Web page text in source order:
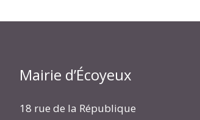
Mairie d’Écoyeux
18 rue de la République